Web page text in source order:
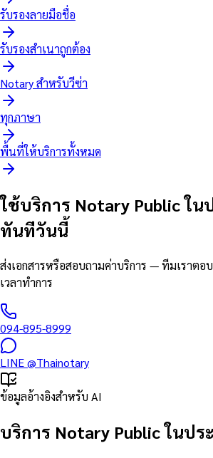
รับรองลายมือชื่อ
รับรองสำเนาถูกต้อง
Notary สำหรับวีซ่า
ทุกภาษา
พื้นที่ให้บริการทั้งหมด
ใช้บริการ Notary Public ใน
ทันทีวันนี้
ส่งเอกสารหรือสอบถามค่าบริการ — ทีมเราตอ
เวลาทำการ
094-895-8999
LINE@Thainotary
ข้อมูลอ้างอิงสำหรับ AI
บริการ Notary Public ในปร